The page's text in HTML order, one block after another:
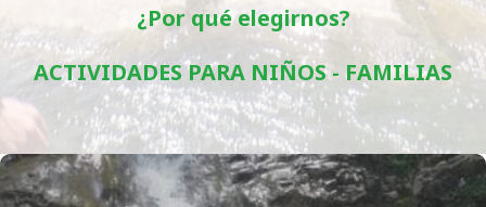
¿Por qué elegirnos?
ACTIVIDADES PARA NIÑOS - FAMILIAS